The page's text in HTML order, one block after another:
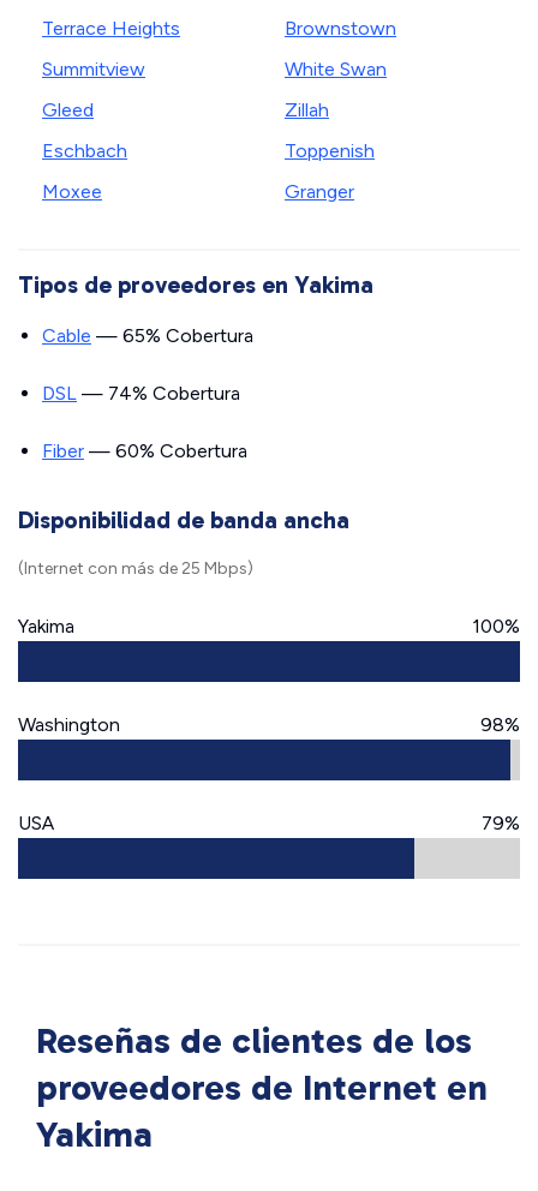
Terrace Heights
Summitview
Gleed
Eschbach
Moxee
Brownstown
White Swan
Zillah
Toppenish
Granger
Tipos de proveedores en Yakima
Cable — 65% Cobertura
DSL — 74% Cobertura
Fiber — 60% Cobertura
Disponibilidad de banda ancha
(Internet con más de 25 Mbps)
Yakima 100%
Washington 98%
USA 79%
Reseñas de clientes de los
proveedores de Internet en
Yakima